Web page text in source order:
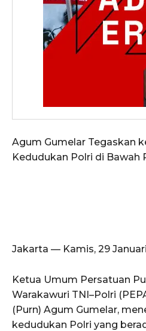
Agum Gumelar Tegaskan
Kedudukan Polri di Bawah
Jakarta — Kamis, 29
Ketua Umum Persatuan
Warakawuri TNI–Polri
(Purn) Agum Gumelar,
kedudukan Polri yang